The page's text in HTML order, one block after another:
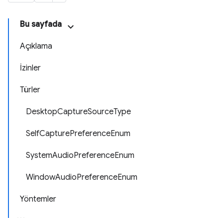
Bu sayfada
Açıklama
İzinler
Türler
DesktopCaptureSourceType
SelfCapturePreferenceEnum
SystemAudioPreferenceEnum
WindowAudioPreferenceEnum
Yöntemler